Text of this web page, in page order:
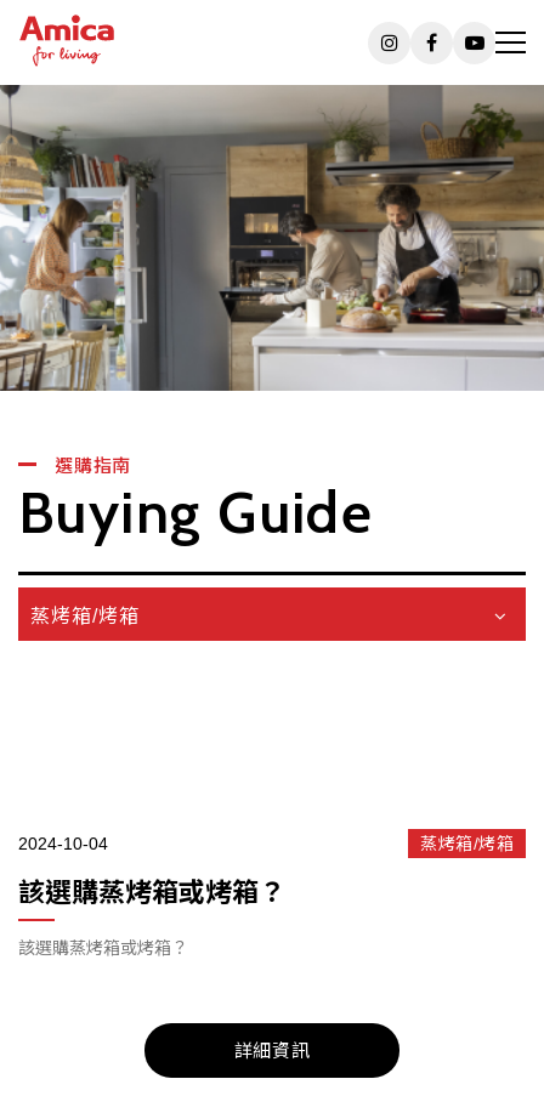
選購指南
Buying Guide
蒸烤箱/烤箱
2024-10-04 蒸烤箱/烤箱
該選購蒸烤箱或烤箱？
該選購蒸烤箱或烤箱？
詳細資訊